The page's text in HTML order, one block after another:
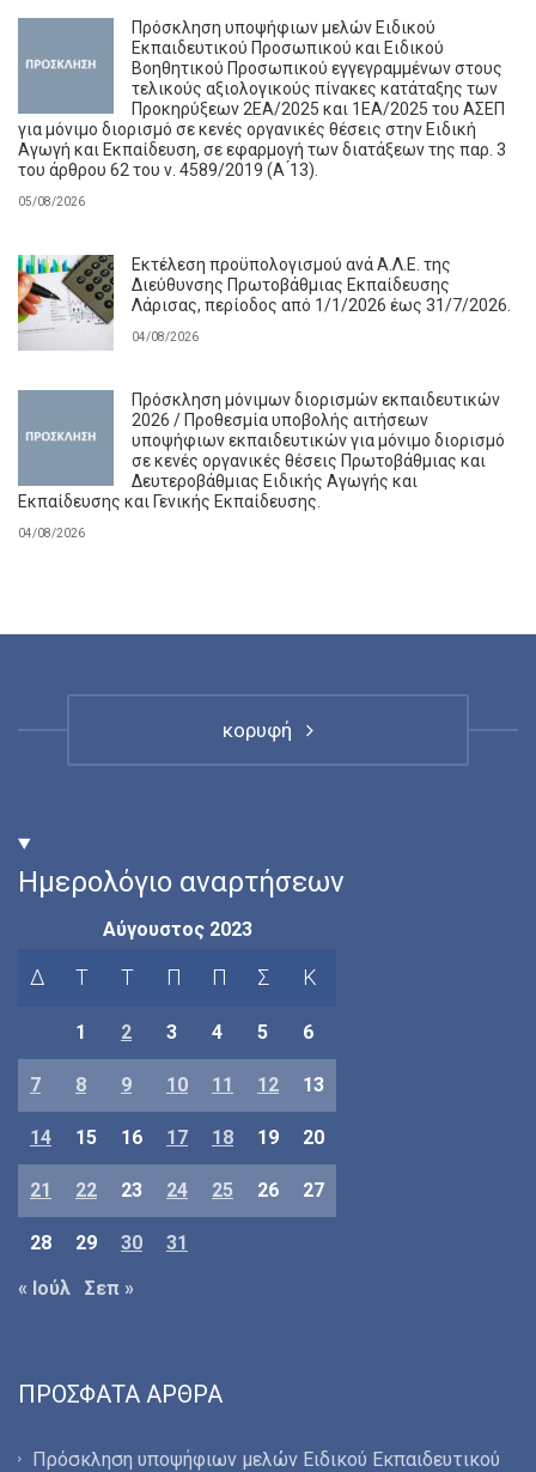
Πρόσκληση υποψήφιων μελών Ειδικού
Εκπαιδευτικού Προσωπικού και Ειδικού
Βοηθητικού Προσωπικού εγγεγραμμένων στους
τελικούς αξιολογικούς πίνακες κατάταξης των
Προκηρύξεων 2ΕΑ/2025 και 1ΕΑ/2025 του ΑΣΕΠ
για μόνιμο διορισμό σε κενές οργανικές θέσεις στην Ειδική
Αγωγή και Εκπαίδευση, σε εφαρμογή των διατάξεων της παρ. 3
του άρθρου 62 του ν. 4589/2019 (Α ́13).
05/08/2026
Εκτέλεση προϋπολογισμού ανά Α.Λ.Ε. της
Διεύθυνσης Πρωτοβάθμιας Εκπαίδευσης
Λάρισας, περίοδος από 1/1/2026 έως 31/7/2026.
04/08/2026
Πρόσκληση μόνιμων διορισμών εκπαιδευτικών
2026 / Προθεσμία υποβολής αιτήσεων
υποψήφιων εκπαιδευτικών για μόνιμο διορισμό
σε κενές οργανικές θέσεις Πρωτοβάθμιας και
Δευτεροβάθμιας Ειδικής Αγωγής και
Εκπαίδευσης και Γενικής Εκπαίδευσης.
04/08/2026
κορυφή
Ημερολόγιο αναρτήσεων
Αύγουστος 2023
Δ Τ Τ Π Π Σ Κ
1 2 3 4 5 6
7 8 9 10 11 12 13
14 15 16 17 18 19 20
21 22 23 24 25 26 27
28 29 30
31
« Ιούλ
Σεπ »
ΠΡΌΣΦΑΤΑ ΆΡΘΡΑ
Πρόσκληση υποψήφιων μελών Ειδικού Εκπαιδευτικού